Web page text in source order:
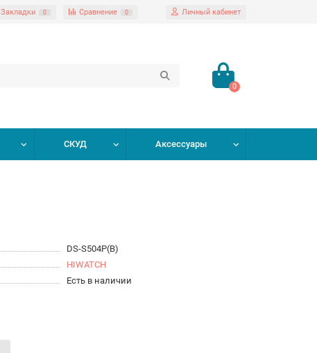
Закладки 0 Сравнение 0 Личный кабинет
0
СКУД Аксессуары
DS-S504P(B)
HIWATCH
Есть в наличии